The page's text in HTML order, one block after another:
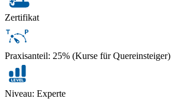
Zertifikat
Praxisanteil: 25% (Kurse für Quereinsteiger)
Niveau: Experte